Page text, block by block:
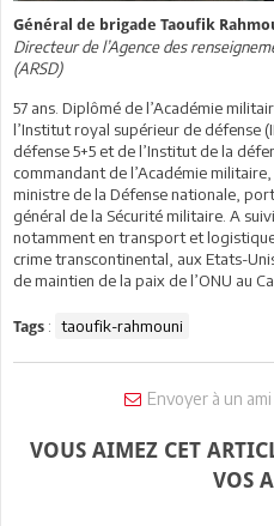
Général de brigade Taoufik
Directeur de l’Agence des
(ARSD)
57 ans. Diplômé de l’Académie
l’Institut royal supérieur de défense
défense 5+5 et de l’Institut de la
commandant de l’Académie
ministre de la Défense nationale,
général de la Sécurité militaire. A
notamment en transport et
crime transcontinental, aux Etats-
de maintien de la paix de l’ONU au
Tags : taoufik-rahmouni
Envoyer à un ami
VOUS AIMEZ CET
VOS